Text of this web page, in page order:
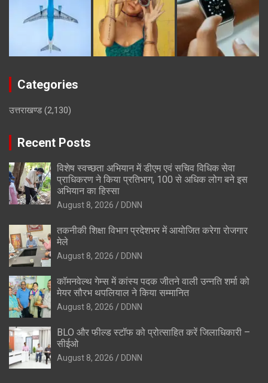
Categories
उत्तराखण्ड(2,130)
Recent Posts
विशेष स्वच्छता अभियान में डीएम एवं सचिव विधिक सेवा
प्राधिकरण ने किया प्रतिभाग, 100 से अधिक लोग बने इस
अभियान का हिस्सा
August 8, 2026 DDNN
तकनीकी शिक्षा विभाग प्रदेशभर में आयोजित करेगा रोजगार
मेले
August 8, 2026 DDNN
कॉमनवेल्थ गेम्स में कांस्य पदक जीतने वाली उन्नति शर्मा को
मेयर सौरभ थपलियाल ने किया सम्मानित
August 8, 2026 DDNN
BLO और फील्ड स्टॉफ को प्रोत्साहित करें जिलाधिकारी –
सीईओ
August 8, 2026 DDNN